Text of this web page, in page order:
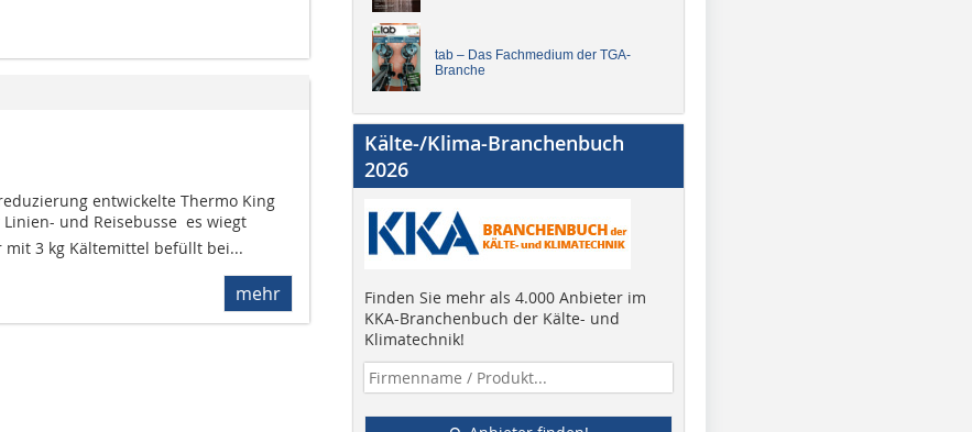
entwickelte Thermo King
Linien- und Reisebusse  es wiegt
3 kg Kältemittel befüllt bei...
mehr
tab – Das Fachmedium der TGA-
Branche
Kälte-/Klima-Branchenbuch
2026
Finden Sie mehr als 4.000 Anbieter im
KKA-Branchenbuch der Kälte- und
Klimatechnik!